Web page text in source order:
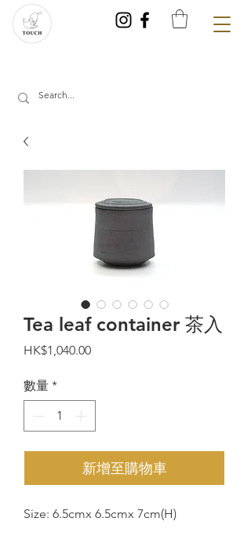
Tea leaf container 茶入
HK$1,040.00價
數量 *
新增至購物車
Size: 6.5cmx 6.5cmx 7cm(H)